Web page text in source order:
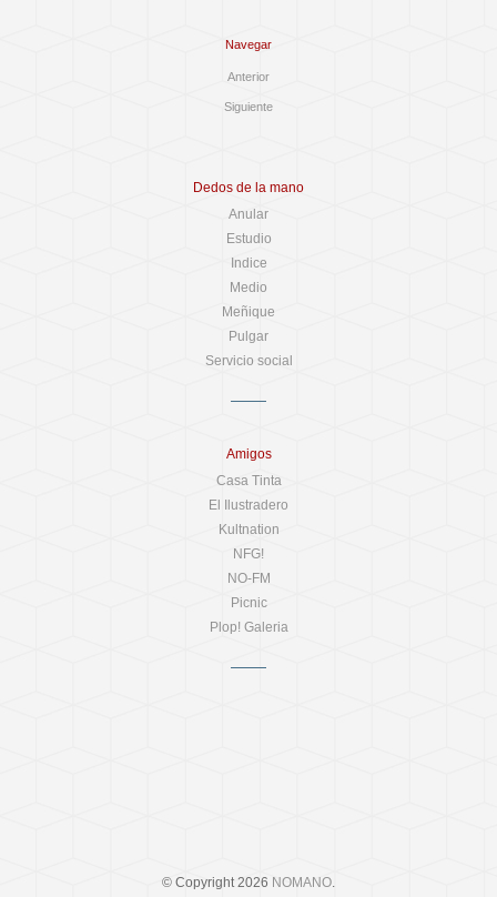
Navegar
Anterior
Siguiente
Dedos de la mano
Anular
Estudio
Indice
Medio
Meñique
Pulgar
Servicio social
Amigos
Casa Tinta
El Ilustradero
Kultnation
NFG!
NO-FM
Picnic
Plop! Galeria
© Copyright 2026 NOMANO